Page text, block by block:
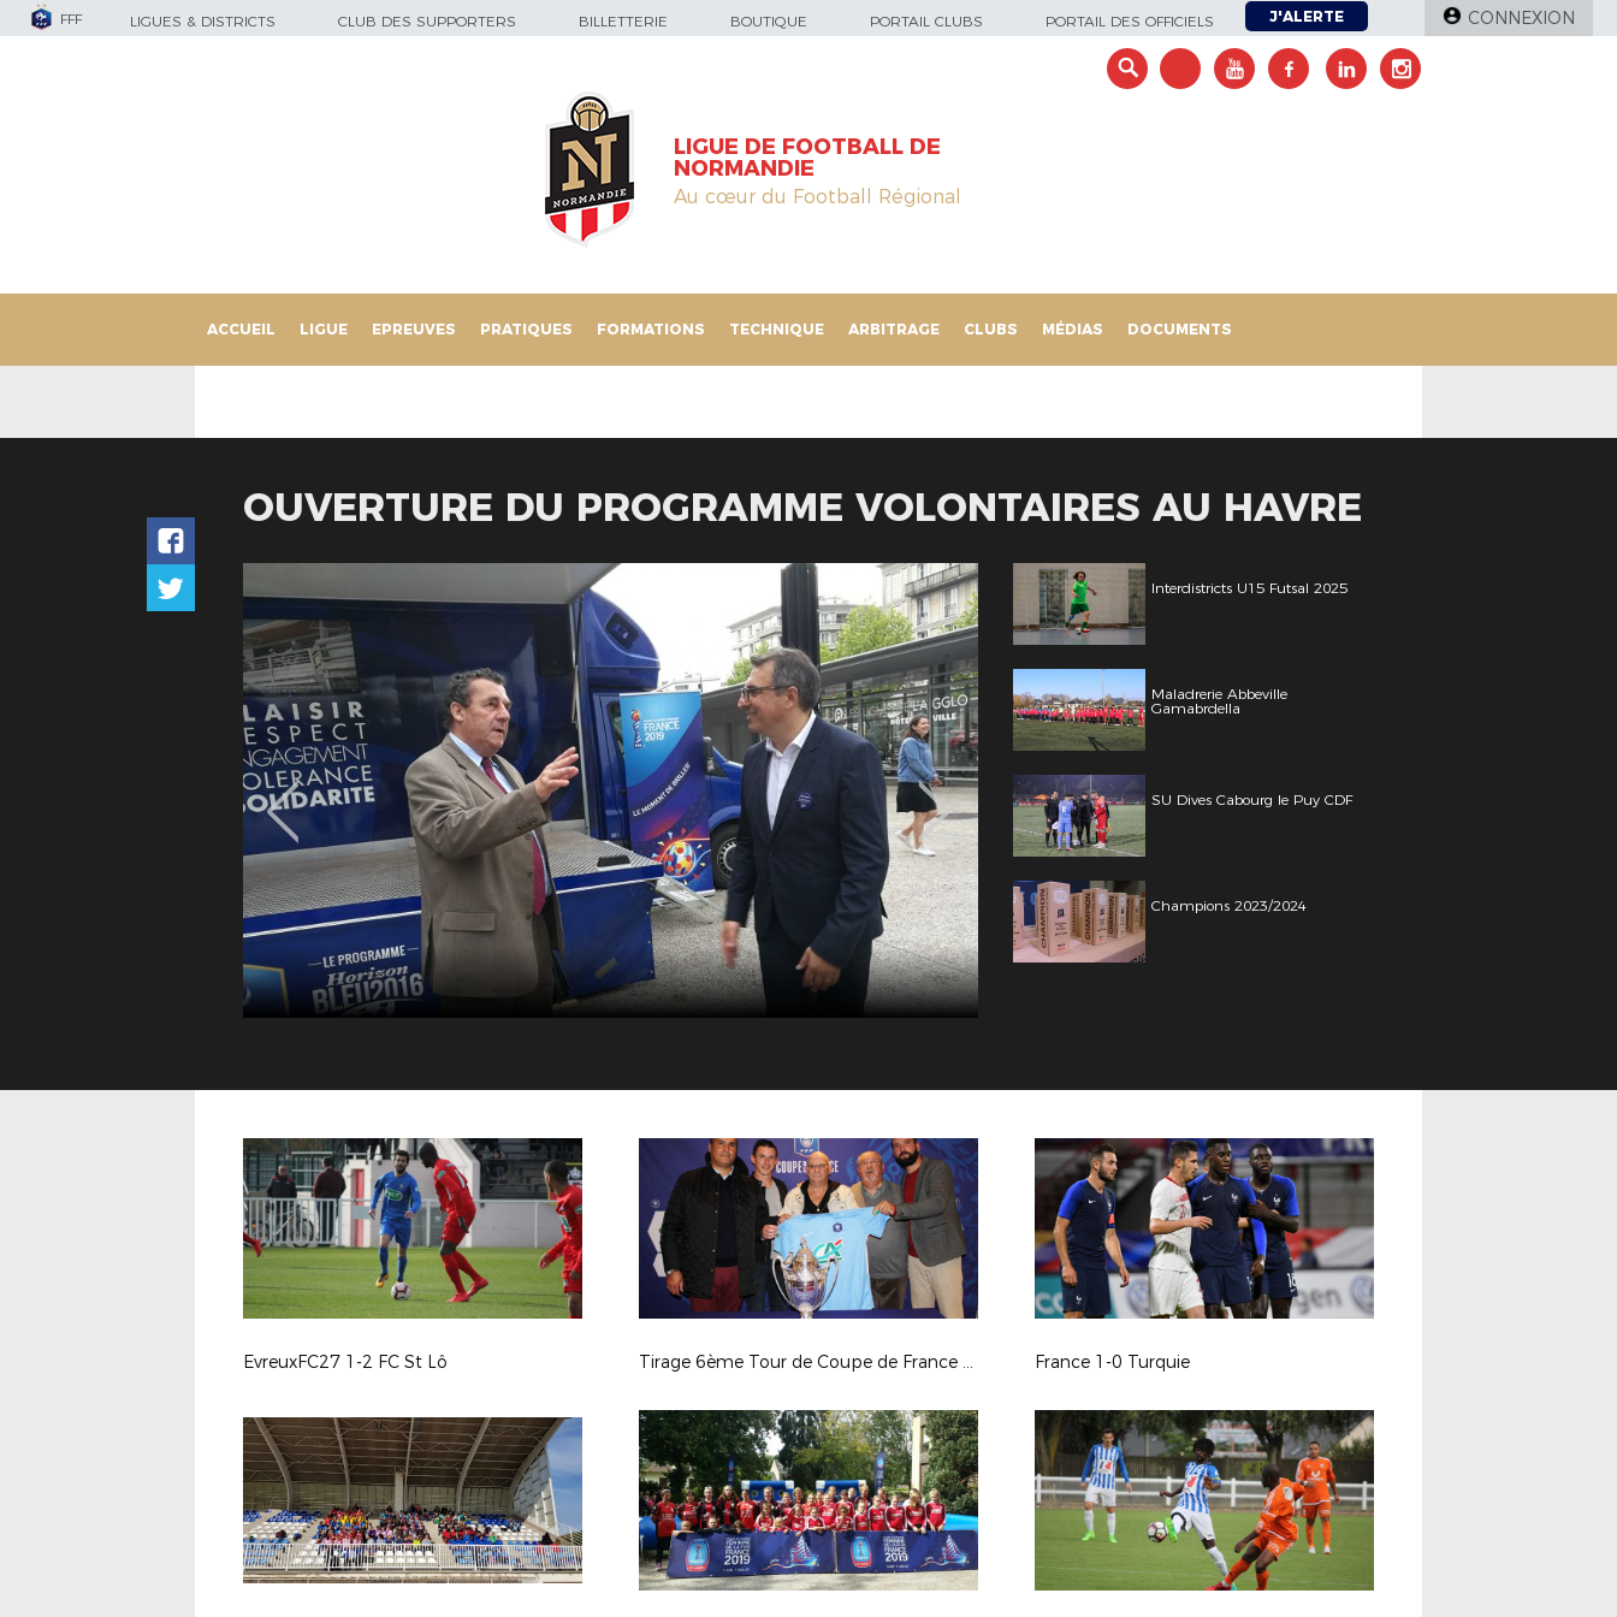
FFF LIGUES & DISTRICTS CLUB DES SUPPORTERS BILLETTERIE BOUTIQUE PORTAIL CLUBS PORTAIL DES OFFICIELS J'ALERTE CONNEXION
LIGUE DE FOOTBALL DE
NORMANDIE
Au cœur du Football Régional
ACCUEIL LIGUE EPREUVES PRATIQUES FORMATIONS TECHNIQUE ARBITRAGE CLUBS MÉDIAS DOCUMENTS
OUVERTURE DU PROGRAMME VOLONTAIRES AU HAVRE
Interdistricts U15 Futsal 2025
Maladrerie Abbeville
Gamabrdella
SU Dives Cabourg le Puy CDF
Champions 2023/2024
EvreuxFC27 1-2 FC St Lô Tirage 6ème Tour de Coupe de France - 2018/2019 France 1-0 Turquie